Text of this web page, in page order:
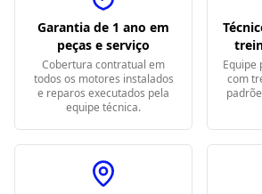
Garantia de 1 ano em
peças e serviço
Cobertura contratual em
todos os motores instalados
e reparos executados pela
equipe técnica.
Equipe
com